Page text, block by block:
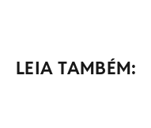
LEIA TAMBÉM: